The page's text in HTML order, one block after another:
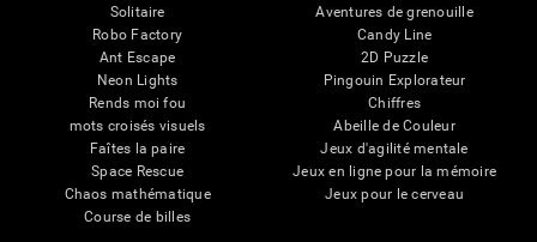
Solitaire
Robo Factory
Ant Escape
Neon Lights
Rends moi fou
mots croisés visuels
Faîtes la paire
Space Rescue
Chaos mathématique
Course de billes
Aventures de grenouille
Candy Line
2D Puzzle
Pingouin Explorateur
Chiffres
Abeille de Couleur
Jeux d'agilité mentale
Jeux en ligne pour la mémoire
Jeux pour le cerveau